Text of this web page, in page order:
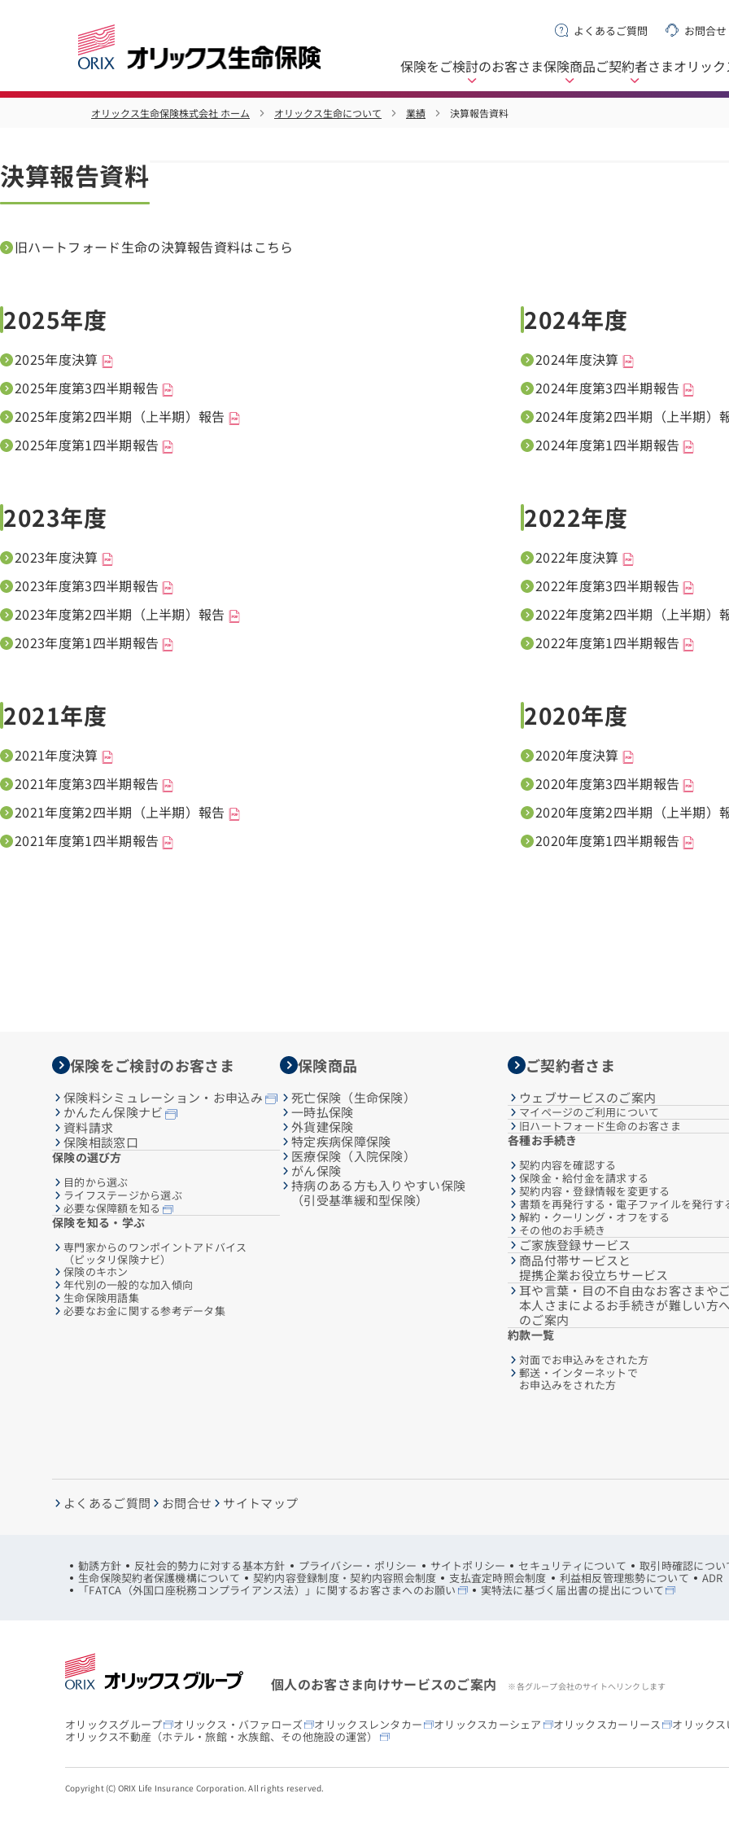
保険をご検討のお客さま保険商品ご契約者さまオリッ
よくあるご質問 お問合せ
オリックス生命保険株式会社 ホーム オリックス生命について 業績 決算報告資料
決算報告資料
旧ハートフォード生命の決算報告資料はこちら
2025年度
2025年度決算
2025年度第3四半期報告
2025年度第2四半期（上半期）報告
2025年度第1四半期報告
2024年度
2024年度決算
2024年度第3四半期報告
2024年度第2四半期（上半期）
2024年度第1四半期報告
2023年度
2023年度決算
2023年度第3四半期報告
2023年度第2四半期（上半期）報告
2023年度第1四半期報告
2022年度
2022年度決算
2022年度第3四半期報告
2022年度第2四半期（上半期）
2022年度第1四半期報告
2021年度
2021年度決算
2021年度第3四半期報告
2021年度第2四半期（上半期）報告
2021年度第1四半期報告
2020年度
2020年度決算
2020年度第3四半期報告
2020年度第2四半期（上半期）
2020年度第1四半期報告
保険をご検討のお客さま
保険料シミュレーション・お申込み
かんたん保険ナビ
資料請求
保険相談窓口
保険の選び方
目的から選ぶ
ライフステージから選ぶ
必要な保障額を知る
保険を知る・学ぶ
専門家からのワンポイントアドバイス
（ピッタリ保険ナビ）
保険のキホン
年代別の一般的な加入傾向
生命保険用語集
必要なお金に関する参考データ集
保険商品
死亡保険（生命保険）
一時払保険
外貨建保険
特定疾病保障保険
医療保険（入院保険）
がん保険
持病のある方も入りやすい保険
（引受基準緩和型保険）
ご契約者さま
ウェブサービスのご案内
マイページのご利用について
旧ハートフォード生命のお客さま
各種お手続き
契約内容を確認する
保険金・給付金を請求する
契約内容・登録情報を変更する
書類を再発行する・電子ファイルを発行す
解約・クーリング・オフをする
その他のお手続き
ご家族登録サービス
商品付帯サービスと
提携企業お役立ちサービス
耳や言葉・目の不自由なお客さまや
本人さまによるお手続きが難しい方へ
のご案内
約款一覧
対面でお申込みをされた方
郵送・インターネットで
お申込みをされた方
よくあるご質問 お問合せ サイトマップ
勧誘方針 反社会的勢力に対する基本方針 プライバシー・ポリシー サイトポリシー セキュリティについて 取引時確認につい
生命保険契約者保護機構について 契約内容登録制度・契約内容照会制度 支払査定時照会制度 利益相反管理態勢について ADR
「FATCA（外国口座税務コンプライアンス法）」に関するお客さまへのお願い 実特法に基づく届出書の提出について
個人のお客さま向けサービスのご案内 ※各グループ会社のサイトへリンクします
オリックスグループ オリックス・バファローズ オリックスレンタカー オリックスカーシェア オリックスカーリース オリックス
オリックス不動産 （ホテル・旅館・水族館、その他施設の運営）
Copyright (C) ORIX Life Insurance Corporation. All rights reserved.